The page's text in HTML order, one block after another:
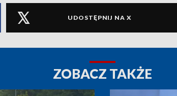
UDOSTĘPNIJ NA X
ZOBACZ TAKŻE